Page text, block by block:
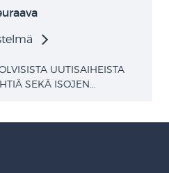
SEKÄ ISOJEN...